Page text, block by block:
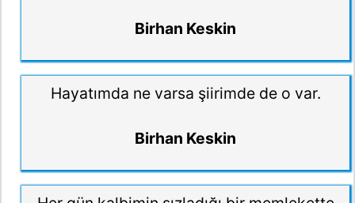
Birhan Keskin
Hayatımda ne varsa şiirimde de o var.
Birhan Keskin